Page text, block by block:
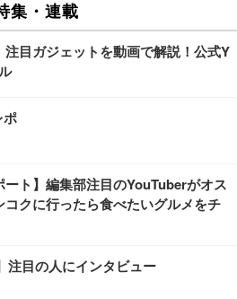
集・連載
注目ガジェットを動画で解説！公式Y
ポ
ート】編集部注目のYouTuberがオス
コクに行ったら食べたいグルメをチ
注目の人にインタビュー